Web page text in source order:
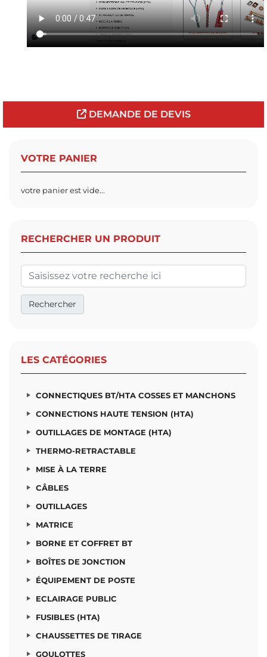
DEMANDE DE DEVIS
VOTRE PANIER
votre panier est vide...
RECHERCHER UN PRODUIT
LES CATÉGORIES
CONNECTIQUES BT/HTA COSSES ET MANCHONS
CONNECTIONS HAUTE TENSION (HTA)
OUTILLAGES DE MONTAGE (HTA)
THERMO-RETRACTABLE
MISE À LA TERRE
CÂBLES
OUTILLAGES
MATRICE
BORNE ET COFFRET BT
BOÎTES DE JONCTION
ÉQUIPEMENT DE POSTE
ECLAIRAGE PUBLIC
FUSIBLES (HTA)
CHAUSSETTES DE TIRAGE
GOULOTTES